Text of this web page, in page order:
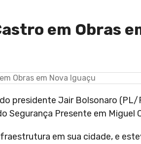
em Obras
presidente Jair Bolsonaro
Segurança Presente em Miguel
em sua cidade, e